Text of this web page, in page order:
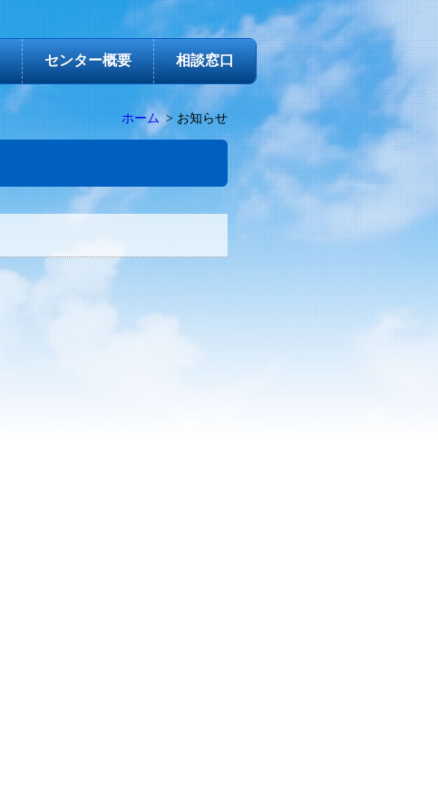
センター概要 相談窓口
ホーム お知らせ